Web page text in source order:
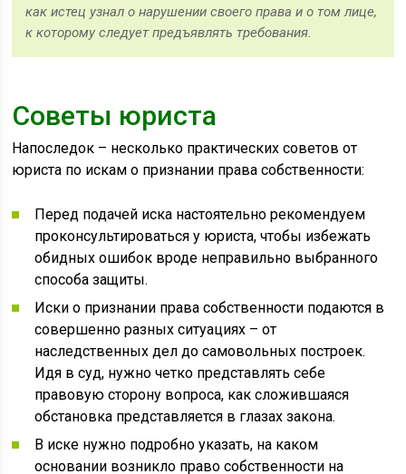
как истец узнал о нарушении своего права и о том лице,
к которому следует предъявлять требования.
Советы юриста
Напоследок – несколько практических советов от
юриста по искам о признании права собственности:
Перед подачей иска настоятельно рекомендуем
проконсультироваться у юриста, чтобы избежать
обидных ошибок вроде неправильно выбранного
способа защиты.
Иски о признании права собственности подаются в
совершенно разных ситуациях – от
наследственных дел до самовольных построек.
Идя в суд, нужно четко представлять себе
правовую сторону вопроса, как сложившаяся
обстановка представляется в глазах закона.
В иске нужно подробно указать, на каком
основании возникло право собственности на